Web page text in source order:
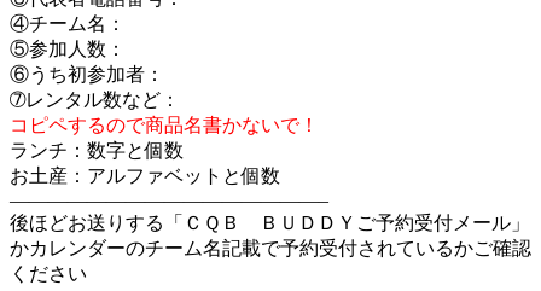
④チーム名：
⑤参加人数：
⑥うち初参加者：
➆レンタル数など：
コピペするので商品名書かないで！
ランチ：数字と個数
お土産：アルファベットと個数
————————————————–
後ほどお送りする「ＣＱＢ ＢＵＤＤＹご予約受付メール」
かカレンダーのチーム名記載で予約受付されているかご確認
ください